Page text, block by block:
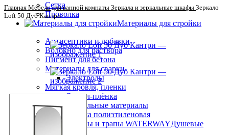
Сетка
Проволка
Материалы для стройки
Антисептики и добавки
Волокно для раствора
Пигмент для бетона
Материалы для сварки
Электроды
Мягкая кровля, пленки
Стретч-плёнка
Кровельные материалы
Пленка полиэтиленовая
Душевые
Главная Мебель для ванной комнаты Зеркала и зеркальные шкафы Зеркало
Loft 50 Дуб Кантри